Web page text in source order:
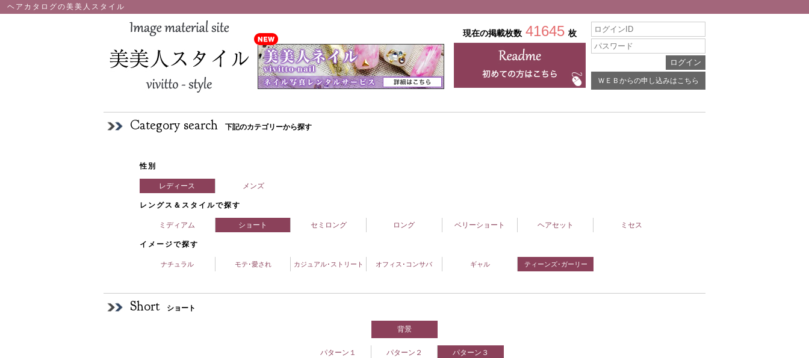
ヘアカタログの美美人スタイル
現在の掲載枚数 41645 枚
ＷＥＢからの申し込みはこちら
Category search 下記のカテゴリーから探す
性別
レディース メンズ
レングス＆スタイルで探す
ミディアム ショート セミロング ロング ベリーショート ヘアセット ミセス
イメージで探す
ナチュラル モテ･愛され カジュアル･ストリート オフィス･コンサバ ギャル ティーンズ･ガーリー
Short ショート
背景
パターン１ パターン２ パターン３